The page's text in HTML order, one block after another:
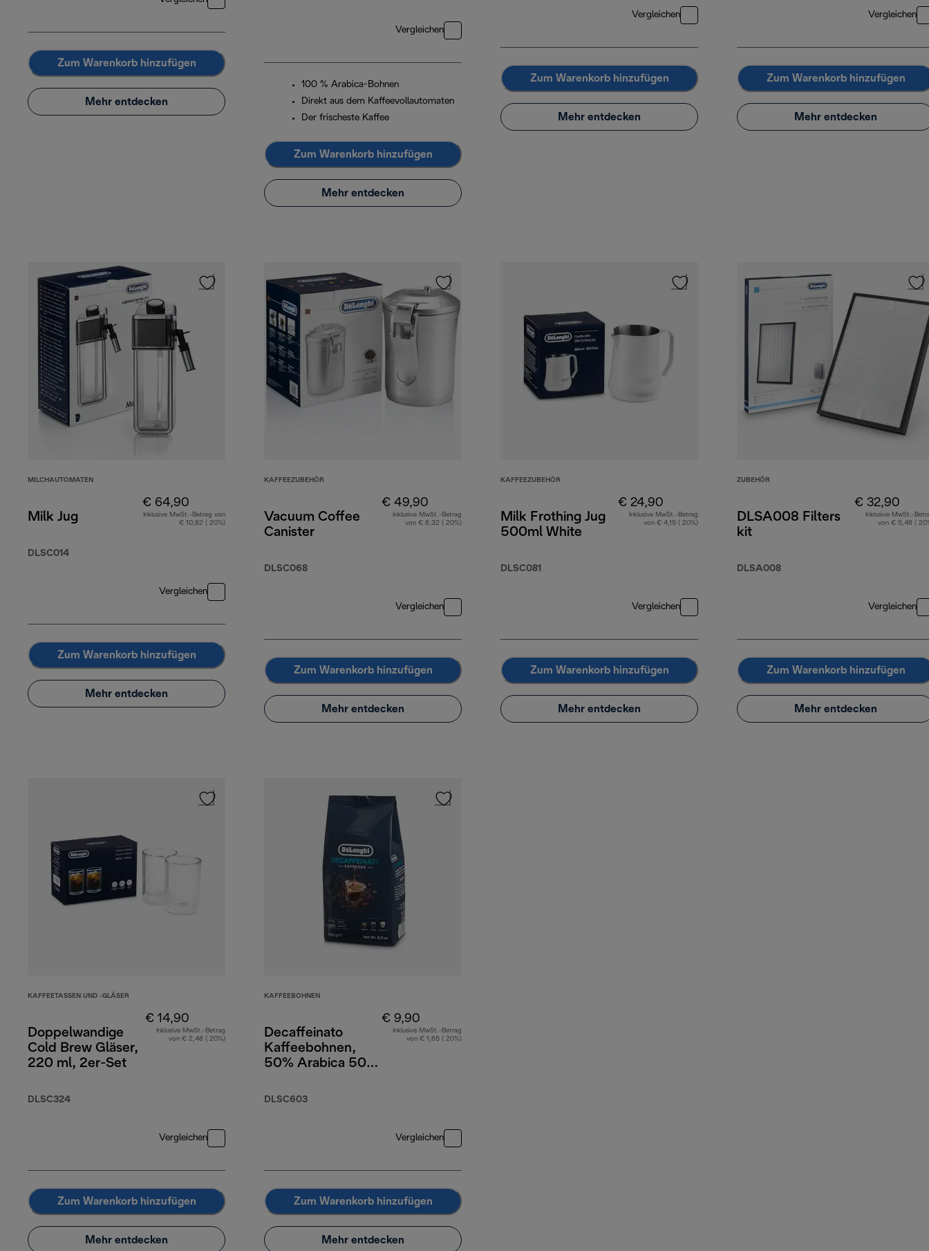
Zum Warenkorb hinzufügen
Mehr entdecken
Vergleichen
100 % Arabica-Bohnen
Direkt aus dem Kaffeevollautomaten
Der frischeste Kaffee
Zum Warenkorb hinzufügen
Mehr entdecken
Vergleichen
Zum Warenkorb hinzufügen
Mehr entdecken
Vergleichen
Zum Warenkorb hinzufügen
Mehr entdecken
MILCHAUTOMATEN
Milk Jug
DLSC014
€ 64,90
Inklusive MwSt.-Betrag von
€ 10,82 ( 20%)
Vergleichen
Zum Warenkorb hinzufügen
Mehr entdecken
KAFFEEZUBEHÖR
Vacuum Coffee
Canister
DLSC068
€ 49,90
Inklusive MwSt.-Betrag
von € 8,32 ( 20%)
Vergleichen
Zum Warenkorb hinzufügen
Mehr entdecken
KAFFEEZUBEHÖR
Milk Frothing Jug
500ml White
DLSC081
€ 24,90
Inklusive MwSt.-Betrag
von € 4,15 ( 20%)
Vergleichen
Zum Warenkorb hinzufügen
Mehr entdecken
ZUBEHÖR
DLSA008 Filters
kit
DLSA008
€ 32,90
Inklusive MwSt.-
von € 5,48 (
Vergleichen
Zum Warenkorb hinzufügen
Mehr entdecken
KAFFEETASSEN UND -GLÄSER
Doppelwandige
Cold Brew Gläser,
220 ml, 2er-Set
DLSC324
€ 14,90
Inklusive MwSt.-Betrag
von € 2,48 ( 20%)
Vergleichen
Zum Warenkorb hinzufügen
Mehr entdecken
KAFFEEBOHNEN
Decaffeinato
Kaffeebohnen,
50% Arabica 50%
DLSC603
€ 9,90
Inklusive MwSt.-Betrag
von € 1,65 ( 20%)
Vergleichen
Zum Warenkorb hinzufügen
Mehr entdecken